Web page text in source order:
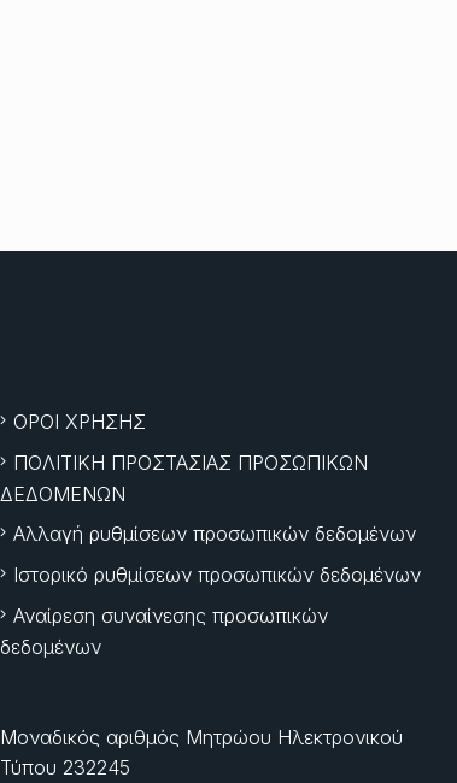
ΟΡΟΙ ΧΡΗΣΗΣ
ΠΟΛΙΤΙΚΗ ΠΡΟΣΤΑΣΙΑΣ ΠΡΟΣΩΠΙΚΩΝ
ΔΕΔΟΜΕΝΩΝ
Αλλαγή ρυθμίσεων προσωπικών δεδομένων
Ιστορικό ρυθμίσεων προσωπικών δεδομένων
Αναίρεση συναίνεσης προσωπικών
δεδομένων
Μοναδικός αριθμός Μητρώου Ηλεκτρονικού
Τύπου 232245